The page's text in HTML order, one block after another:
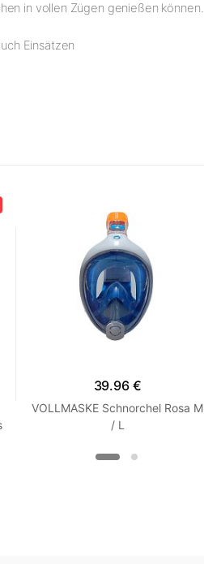
in vollen Zügen genießen können.
Einsätzen
39.96 €
VOLLMASKE Schnorchel Rosa M
/ L